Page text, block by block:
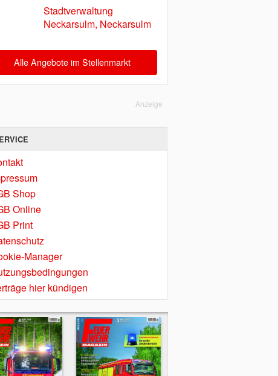
Stadtverwaltung
Neckarsulm, Neckarsulm
Alle Angebote im Stellenmarkt
Anzeige
Shop
Online
Print
Manager
hier kündigen